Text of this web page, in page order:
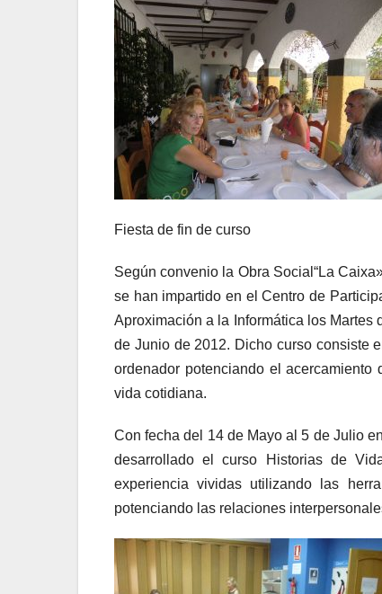
Fiesta de fin de curso
Según convenio la Obra Social“La
se han impartido en el Centro de
Aproximación a la Informática los Martes
de Junio de 2012. Dicho curso consiste
ordenador potenciando el
vida cotidiana.
Con fecha del 14 de Mayo al 5 de Julio
desarrollado el curso Historias de
experiencia vividas utilizando las
potenciando las relaciones